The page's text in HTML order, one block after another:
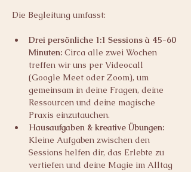
Die Begleitung umfasst:
Drei persönliche 1:1 Sessions à 45-60
Minuten: Circa alle zwei Wochen
treffen wir uns per Videocall
(Google Meet oder Zoom), um
gemeinsam in deine Fragen, deine
Ressourcen und deine magische
Praxis einzutauchen.
Hausaufgaben & kreative Übungen:
Kleine Aufgaben zwischen den
Sessions helfen dir, das Erlebte zu
vertiefen und deine Magie im Alltag